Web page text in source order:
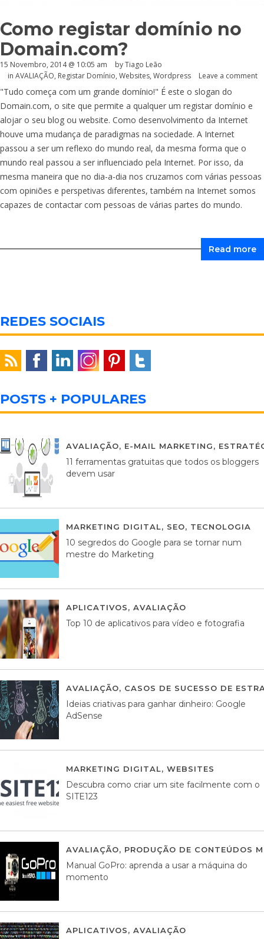
Como registar domínio no
Domain.com?
15 Novembro, 2014 @ 10:05 am
by Tiago Leão
in AVALIAÇÃO, Registar Domínio, Websites, Wordpress Leave a comment
"Tudo começa com um grande domínio!" É este o slogan do
Domain.com, o site que permite a qualquer um registar domínio e
alojar o seu blog ou website. Como desenvolvimento da Internet
houve uma mudança de paradigmas na sociedade. A Internet
passou a ser um reflexo do mundo real, da mesma forma que o
mundo real passou a ser influenciado pela Internet. Por isso, da
mesma maneira que no dia-a-dia nos cruzamos com várias pessoas
com opiniões e perspetivas diferentes, também na Internet somos
capazes de contactar com pessoas de várias partes do mundo.
Read more
REDES SOCIAIS
POSTS + POPULARES
AVALIAÇÃO, E-MAIL MARKETING,
11 ferramentas gratuitas que todos os bloggers
devem usar
MARKETING DIGITAL, SEO, TECNOLOGIA
10 segredos do Google para se tornar num
mestre do Marketing
APLICATIVOS, AVALIAÇÃO
Top 10 de aplicativos para vídeo e fotografia
AVALIAÇÃO, CASOS DE SUCESSO DE
Ideias criativas para ganhar dinheiro: Google
AdSense
MARKETING DIGITAL, WEBSITES
Descubra como criar um site facilmente com o
SITE123
AVALIAÇÃO, PRODUÇÃO DE CONTEÚDOS
Manual GoPro: aprenda a usar a máquina do
momento
APLICATIVOS, AVALIAÇÃO